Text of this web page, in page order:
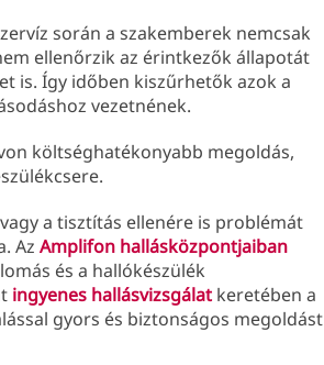
során a szakemberek nemcsak
ellenőrzik az érintkezők állapotát
is. Így időben kiszűrhetők azok a
vezetnének.
költséghatékonyabb megoldás,
a tisztítás ellenére is problémát
Az Amplifon hallásközpontjaiban
és a hallókészülék
ingyenes hallásvizsgálat keretében a
gyors és biztonságos megoldást